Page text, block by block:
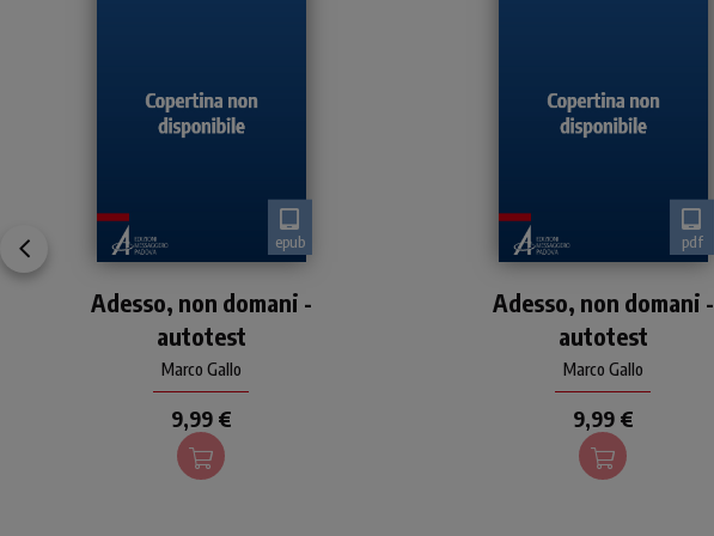
epub
speranza
Marco Gallo
Adesso, non domani -
autotest
9,99 €
pdf
speranza
Marco Gallo
Adesso, non domani -
autotest
9,99 €